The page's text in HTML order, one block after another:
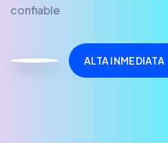
confiable
ALTA INMEDIATA